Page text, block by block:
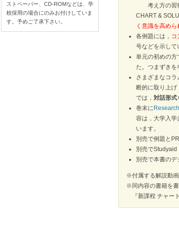
考え方の
CHART &
く意識を高めら
各例題には， コ
号などを示して
単元の初めの方
た。つまずきを
さまざまなコラ
断的に取り上げ
では， 対話形式
巻末に
容は，大学入学
います。
別売で例題と
別売でStudyaid
別売で本書のデ
※付属する解説動画
※同内容の書籍を書
『新課程 チャ
ストペーパー、CD-ROMなどは、学
校採用の場合にのみお付けしていま
す。予めご了承下さい。